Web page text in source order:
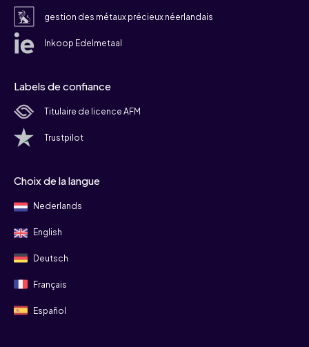
gestion des métaux précieux néerlandais
Inkoop Edelmetaal
Labels de confiance
Titulaire de licence AFM
Trustpilot
Choix de la langue
Nederlands
English
Deutsch
Français
Español